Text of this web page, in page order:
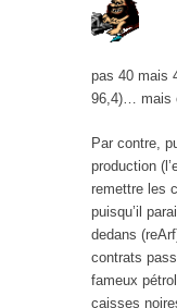
pas 40 mais
96,4)… mais
Par contre,
production
remettre les
puisqu’il
dedans
contrats
fameux
caisses